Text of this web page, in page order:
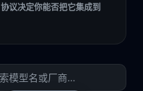
协议决定你能否把它集成到